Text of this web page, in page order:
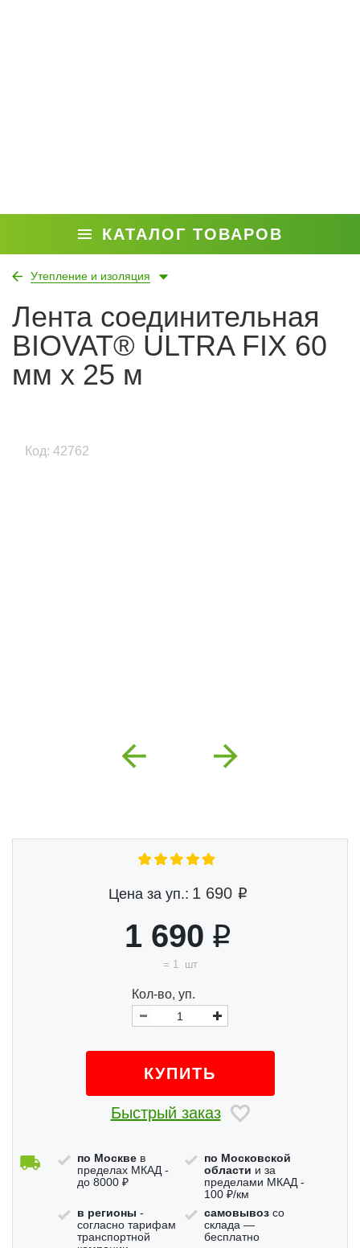
КАТАЛОГ ТОВАРОВ
Утепление и изоляция
Лента соединительная
BIOVAT® ULTRA FIX 60
мм х 25 м
Код: 42762
Previous Next
Цена за уп.: 1 690
1 690
= 1 шт
Кол-во, уп.
КУПИТЬ
Быстрый заказ
по Москве в
пределах МКАД -
до 8000 ₽
по Московской
области и за
пределами МКАД -
100 ₽/км
в регионы -
согласно тарифам
транспортной
самовывозсо
склада —
бесплатно